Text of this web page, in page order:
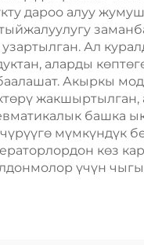
дароо алуу
Ал
аларды
Акыркы
башка
мүмкүндүк
көз
үчүн